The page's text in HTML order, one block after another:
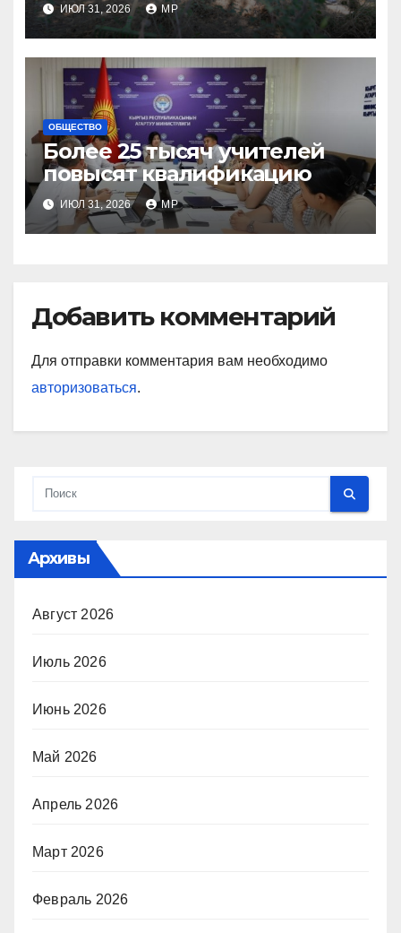
ИЮЛ 31, 2026 MP
ОБЩЕСТВО
Более 25 тысяч учителей
повысят квалификацию
ИЮЛ 31, 2026 MP
Добавить комментарий
Для отправки комментария вам необходимо
авторизоваться.
Архивы
Август 2026
Июль 2026
Июнь 2026
Май 2026
Апрель 2026
Март 2026
Февраль 2026